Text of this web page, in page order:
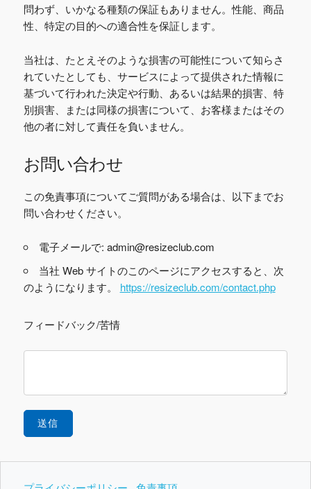
問わず、いかなる種類の保証もありません。性能、商品
性、特定の目的への適合性を保証します。
当社は、たとえそのような損害の可能性について知らさ
れていたとしても、サービスによって提供された情報に
基づいて行われた決定や行動、あるいは結果的損害、特
別損害、または同様の損害について、お客様またはその
他の者に対して責任を負いません。
お問い合わせ
この免責事項についてご質問がある場合は、以下までお
問い合わせください。
電子メールで: admin@resizeclub.com
当社 Web サイトのこのページにアクセスすると、次
のようになります。 https://resizeclub.com/contact.php
フィードバック/苦情
送信